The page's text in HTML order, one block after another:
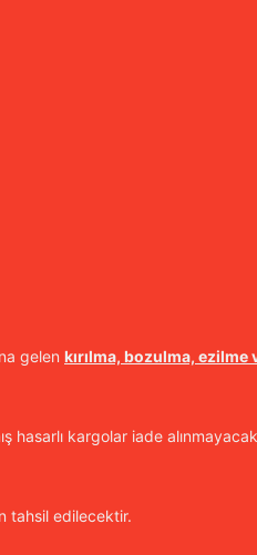
gelen kırılma, bozulma, ezilme
hasarlı kargolar iade
tahsil edilecektir.